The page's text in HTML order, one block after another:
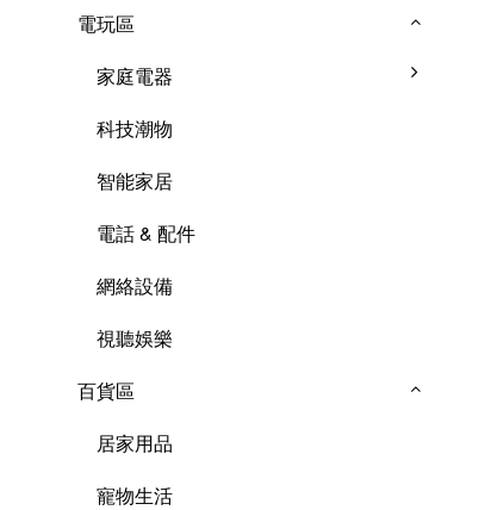
電玩區
家庭電器
科技潮物
智能家居
電話 & 配件
網絡設備
視聽娛樂
百貨區
居家用品
寵物生活